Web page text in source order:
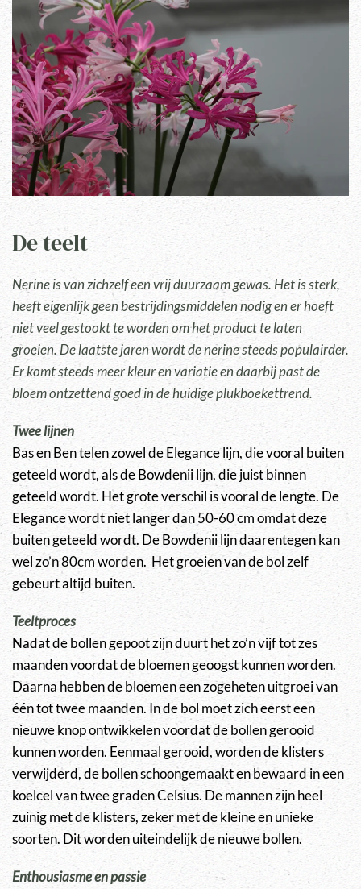
De teelt
Nerine is van zichzelf een vrij duurzaam gewas. Het is sterk,
heeft eigenlijk geen bestrijdingsmiddelen nodig en er hoeft
niet veel gestookt te worden om het product te laten
groeien. De laatste jaren wordt de nerine steeds populairder.
Er komt steeds meer kleur en variatie en daarbij past de
bloem ontzettend goed in de huidige plukboekettrend.
Twee lijnen
Bas en Ben telen zowel de Elegance lijn, die vooral buiten
geteeld wordt, als de Bowdenii lijn, die juist binnen
geteeld wordt. Het grote verschil is vooral de lengte. De
Elegance wordt niet langer dan 50-60 cm omdat deze
buiten geteeld wordt. De Bowdenii lijn daarentegen kan
wel zo’n 80cm worden. Het groeien van de bol zelf
gebeurt altijd buiten.
Teeltproces
Nadat de bollen gepoot zijn duurt het zo’n vijf tot zes
maanden voordat de bloemen geoogst kunnen worden.
Daarna hebben de bloemen een zogeheten uitgroei van
één tot twee maanden. In de bol moet zich eerst een
nieuwe knop ontwikkelen voordat de bollen gerooid
kunnen worden. Eenmaal gerooid, worden de klisters
verwijderd, de bollen schoongemaakt en bewaard in een
koelcel van twee graden Celsius. De mannen zijn heel
zuinig met de klisters, zeker met de kleine en unieke
soorten. Dit worden uiteindelijk de nieuwe bollen.
Enthousiasme en passie